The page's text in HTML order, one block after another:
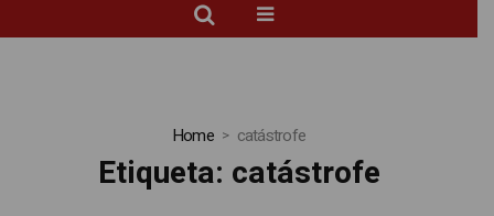
Home catástrofe
Etiqueta: catástrofe